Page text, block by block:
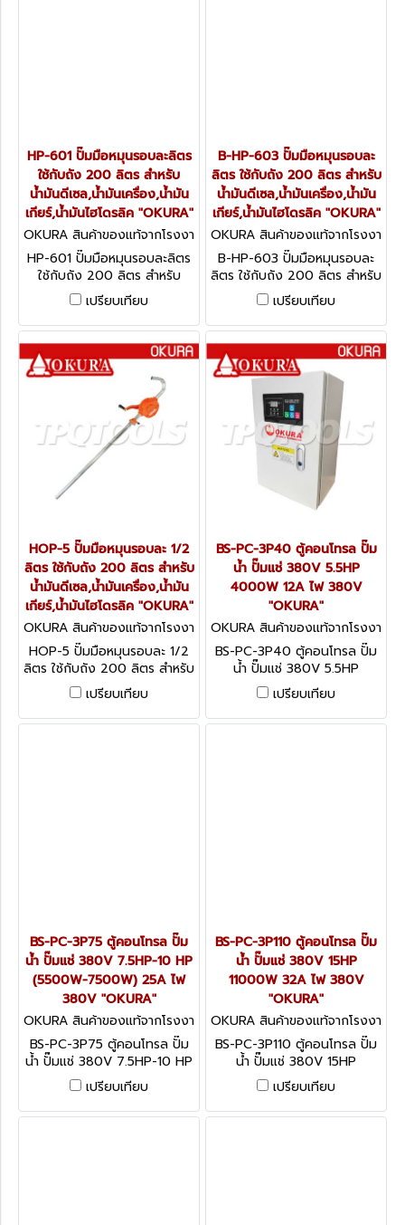
HP-601 ปั๊มมือหมุนรอบละลิตร
ใช้กับถัง 200 ลิตร สำหรับ
น้ำมันดีเซล,น้ำมันเครื่อง,น้ำมัน
เกียร์,น้ำมันไฮโดรลิค "OKURA"
OKURA สินค้าของแท้จากโรงงา
นผู้ผลิต HP-601
HP-601 ปั๊มมือหมุนรอบละลิตร
ใช้กับถัง 200 ลิตร สำหรับ
น้ำมันดีเซล,น้ำมันเครื่อง,น้ำมัน
เกียร์,น้ำมันไฮโดรลิค "OKURA"
เปรียบเทียบ
B-HP-603 ปั๊มมือหมุนรอบละ
ลิตร ใช้กับถัง 200 ลิตร สำหรับ
น้ำมันดีเซล,น้ำมันเครื่อง,น้ำมัน
เกียร์,น้ำมันไฮโดรลิค "OKURA"
OKURA สินค้าของแท้จากโรงงา
นผู้ผลิต B-HP-603
B-HP-603 ปั๊มมือหมุนรอบละ
ลิตร ใช้กับถัง 200 ลิตร สำหรับ
น้ำมันดีเซล,น้ำมันเครื่อง,น้ำมัน
เกียร์,น้ำมันไฮโดรลิค "OKURA"
เปรียบเทียบ
HOP-5 ปั๊มมือหมุนรอบละ 1/2
ลิตร ใช้กับถัง 200 ลิตร สำหรับ
น้ำมันดีเซล,น้ำมันเครื่อง,น้ำมัน
เกียร์,น้ำมันไฮโดรลิค "OKURA"
OKURA สินค้าของแท้จากโรงงา
นผู้ผลิต HOP-5
HOP-5 ปั๊มมือหมุนรอบละ 1/2
ลิตร ใช้กับถัง 200 ลิตร สำหรับ
น้ำมันดีเซล,น้ำมันเครื่อง,น้ำมัน
เกียร์,น้ำมันไฮโดรลิค "OKURA"
เปรียบเทียบ
BS-PC-3P40 ตู้คอนโทรล ปั๊ม
น้ำ ปั๊มแช่ 380V 5.5HP
4000W 12A ไฟ 380V
"OKURA"
OKURA สินค้าของแท้จากโรงงา
นผู้ผลิต BS-PC-3P40
BS-PC-3P40 ตู้คอนโทรล ปั๊ม
น้ำ ปั๊มแช่ 380V 5.5HP
4000W 12A ไฟ 380V
"OKURA"
เปรียบเทียบ
BS-PC-3P75 ตู้คอนโทรล ปั๊ม
น้ำ ปั๊มแช่ 380V 7.5HP-10 HP
(5500W-7500W) 25A ไฟ
380V "OKURA"
OKURA สินค้าของแท้จากโรงงา
นผู้ผลิต BS-PC-3P75
BS-PC-3P75 ตู้คอนโทรล ปั๊ม
น้ำ ปั๊มแช่ 380V 7.5HP-10 HP
(5500W-7500W) 25A ไฟ
380V "OKURA"
เปรียบเทียบ
BS-PC-3P110 ตู้คอนโทรล ปั๊ม
น้ำ ปั๊มแช่ 380V 15HP
11000W 32A ไฟ 380V
"OKURA"
OKURA สินค้าของแท้จากโรงงา
นผู้ผลิต BS-PC-3P110
BS-PC-3P110 ตู้คอนโทรล ปั๊ม
น้ำ ปั๊มแช่ 380V 15HP
11000W 32A ไฟ 380V
"OKURA"
เปรียบเทียบ